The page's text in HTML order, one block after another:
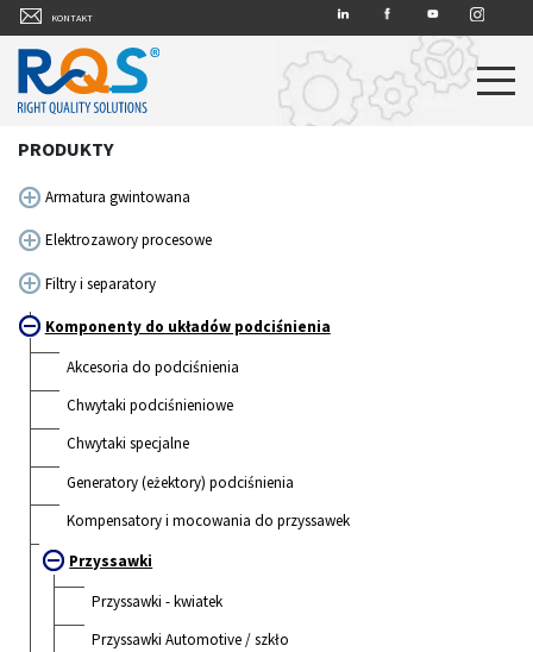
KONTAKT LINKEDIN FACEBOOK YT INSTAGRAM
PRODUKTY
Armatura gwintowana
Elektrozawory procesowe
Filtry i separatory
Komponenty do układów podciśnienia
Akcesoria do podciśnienia
Chwytaki podciśnieniowe
Chwytaki specjalne
Generatory (eżektory) podciśnienia
Kompensatory i mocowania do przyssawek
Przyssawki
Przyssawki - kwiatek
Przyssawki Automotive / szkło